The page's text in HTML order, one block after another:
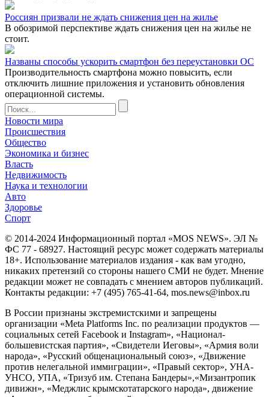
Россиян призвали не ждать снижения цен на жилье
В обозримой перспективе ждать снижения цен на жилье не
стоит.
Названы способы ускорить смартфон без переустановки ОС
Производительность смартфона можно повысить, если
отключить лишние приложения и установить обновления
операционной системы.
Новости мира
Происшествия
Общество
Экономика и бизнес
Власть
Недвижимость
Наука и технологии
Авто
Здоровье
Спорт
© 2014-2024 Информационный портал «MOS NEWS». ЭЛ №
ФС 77 - 68927. Настоящий ресурс может содержать материалы
18+. Использование материалов издания - как вам угодно,
никаких претензий со стороны нашего СМИ не будет. Мнение
редакции может не совпадать с мнением авторов публикаций.
Контакты редакции: +7 (495) 765-41-64, mos.news@inbox.ru
В России признаны экстремистскими и запрещены
организации «Meta Platforms Inc. по реализации продуктов —
социальных сетей Facebook и Instagram», «Национал-
большевистская партия», «Свидетели Иеговы», «Армия воли
народа», «Русский общенациональный союз», «Движение
против нелегальной иммиграции», «Правый сектор», УНА-
УНСО, УПА, «Тризуб им. Степана Бандеры»,«Мизантропик
дивижн», «Меджлис крымскотатарского народа», движение